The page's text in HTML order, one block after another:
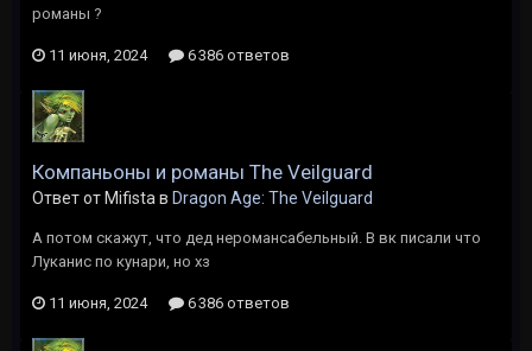
романы ?
11 июня, 2024 6 386 ответов
Компаньоны и романы The Veilguard
Ответ от Mifista в Dragon Age: The Veilguard
А потом скажут, что дед неромансабельный. В вк писали что
Луканис по кунари, но хз
11 июня, 2024 6 386 ответов